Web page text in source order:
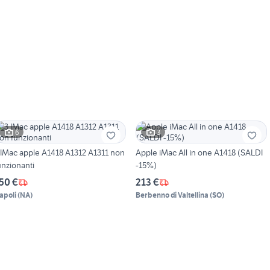
6
apple A1418 A1312 A1311 non
€
(NA)
3
Apple iMac All in one A1418 (SALDI
-15%)
213 €
Berbenno di Valtellina (SO)